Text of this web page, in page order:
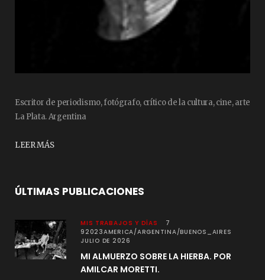
Escritor de periodismo, fotógrafo, crítico de la cultura, cine, arte
La Plata. Argentina
LEER MÁS
ÚLTIMAS PUBLICACIONES
MIS TRABAJOS Y DÍAS
7
92023AMERICA/ARGENTINA/BUENOS_AIRES
JULIO DE 2026
MI ALMUERZO SOBRE LA HIERBA. POR
AMILCAR MORETTI.